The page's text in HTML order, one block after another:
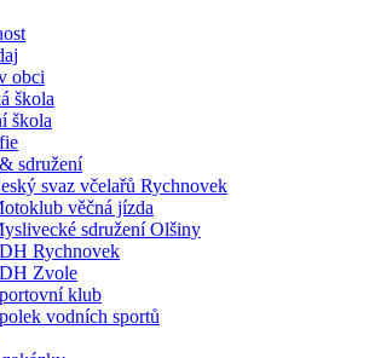
obci
škola
škola
sdružení
svaz včelařů Rychnovek
věčná jízda
sdružení Olšiny
Rychnovek
Zvole
klub
vodních sportů